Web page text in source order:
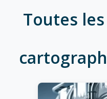
Toutes